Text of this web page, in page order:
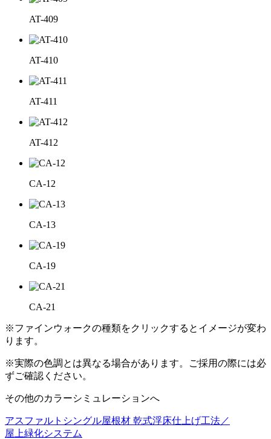
AT-409
AT-410
AT-411
AT-412
CA-12
CA-13
CA-19
CA-21
※ファインウォークの種類をクリックするとイメージが変わ
ります。
※実際の色調とは異なる場合があります。ご採用の際には必
ずご確認ください。
その他のカラーシミュレーションへ
アスファルトシングル屋根材 乾式浮床仕上げ工法／
屋上緑化システム